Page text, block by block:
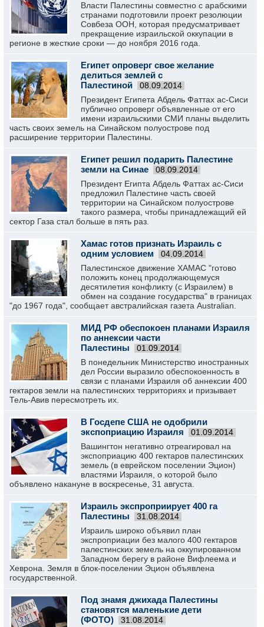
Власти Палестины совместно с арабскими
странами подготовили проект резолюции
Совбеза ООН, которая предусматривает
прекращение израильской оккупации в
регионе в жесткие сроки — до ноября 2016 года.
Египет опроверг свое желание
делиться землей с
Палестиной
08.09.2014
Президент Египета Абдель Фаттах ас-Сиси
публично опроверг объявленные от его
имени израильскими СМИ планы выделить
часть своих земель на Синайском полуострове под
расширение территории Палестины.
Египет решил подарить Палестине
земли на Синае
08.09.2014
Президент Египта Абдель Фаттах ас-Сиси
предложил Палестине часть своей
территории на Синайском полуострове
такого размера, чтобы принадлежащий ей
сектор Газа стал больше в пять раз.
Хамас готов признать Израиль с
одним условием
04.09.2014
Палестинское движение ХАМАС "готово
положить конец продолжающемуся
десятилетия конфликту (с Израилем) в
обмен на создание государства" в границах
"до 1967 года", сообщает австралийская газета Australian.
МИД РФ обеспокоен планами Израиля
по аннексии части
Палестины
01.09.2014
В понедельник Министерство иностранных
дел России выразило обеспокоенность в
связи с планами Израиля об аннексии 400
гектаров земли на палестинских территориях и призывает
Тель-Авив пересмотреть их.
В Госдепе США не одобрили
экспоприацию Израиля
01.09.2014
Вашингтон негативно отреагировал на
экспоприацию 400 гектаров палестинских
земель (в еврейском поселении Эцион)
властями Израиля, о которой было
объявлено накануне в воскресенье, 31 августа.
Израиль экспроприирует 400 га
Палестины
31.08.2014
Израиль широко объявил план
экспроприации без малого 400 гектаров
палестинских земель на оккупированном
Западном берегу в районе Вифлеема и
Хеврона. Земля в блок-поселении Эцион объявлена
государственной.
Под знамя джихада Палестины
становятся маленькие дети
(ФОТО)
31.08.2014